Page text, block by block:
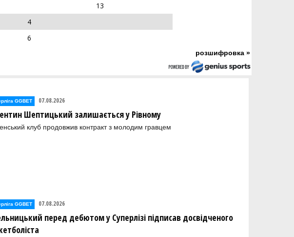
13
4
6
розшифровка »
GGBET 07.08.2026
Шептицький залишається у Рівному
клуб продовжив контракт з молодим гравцем
GGBET 07.08.2026
перед дебютом у Суперлізі підписав досвідченого